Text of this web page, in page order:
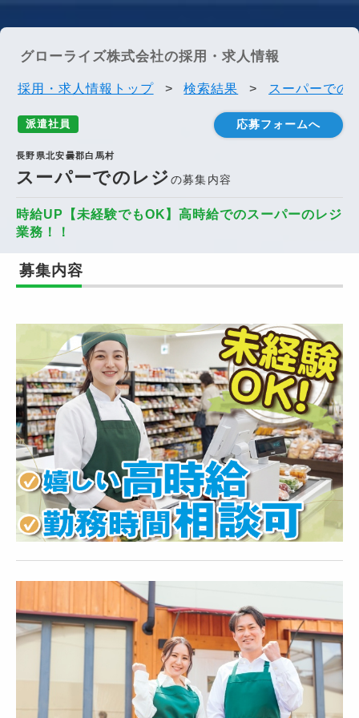
グローライズ株式会社の採用・求人情報
採用・求人情報トップ > 検索結果 > スーパーでの
派遣社員 応募フォームへ
長野県北安曇郡白馬村
スーパーでのレジの募集内容
時給UP【未経験でもOK】高時給でのスーパーのレジ
業務！！
募集内容